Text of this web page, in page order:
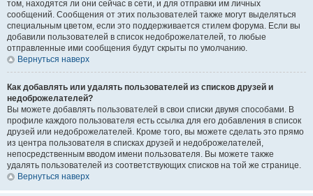
том, находятся ли они сейчас в сети, и для отправки им личных
сообщений. Сообщения от этих пользователей также могут выделяться
специальным цветом, если это поддерживается стилем форума. Если вы
добавили пользователей в список недоброжелателей, то любые
отправленные ими сообщения будут скрыты по умолчанию.
Вернуться наверх
Как добавлять или удалять пользователей из списков друзей и
недоброжелателей?
Вы можете добавлять пользователей в свои списки двумя способами. В
профиле каждого пользователя есть ссылка для его добавления в список
друзей или недоброжелателей. Кроме того, вы можете сделать это прямо
из центра пользователя в списках друзей и недоброжелателей,
непосредственным вводом имени пользователя. Вы можете также
удалять пользователей из соответствующих списков на той же странице.
Вернуться наверх